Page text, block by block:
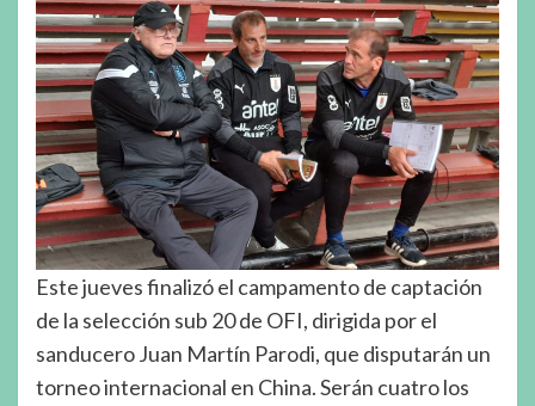
Este jueves finalizó el campamento de captación
de la selección sub 20 de OFI, dirigida por el
sanducero Juan Martín Parodi, que disputarán un
torneo internacional en China. Serán cuatro los